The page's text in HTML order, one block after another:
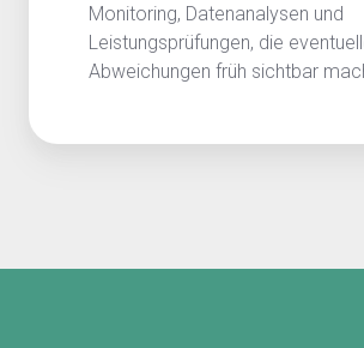
Monitoring, Datenanalysen und
Leistungsprüfungen, die
Abweichungen früh sichtbar